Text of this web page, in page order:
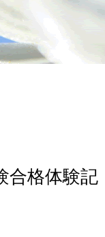
合格体験記